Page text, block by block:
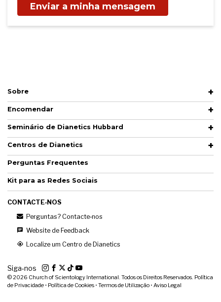
Enviar a minha mensagem
Sobre
Encomendar
Seminário de Dianetics Hubbard
Centros de Dianetics
Perguntas Frequentes
Kit para as Redes Sociais
CONTACTE‑NOS
Perguntas? Contacte‑nos
Website de Feedback
Localize um Centro de Dianetics
Siga‑nos
© 2026 Church of Scientology International. Todos os Direitos Reservados. Política
de Privacidade • Política de Cookies • Termos de Utilização • Aviso Legal